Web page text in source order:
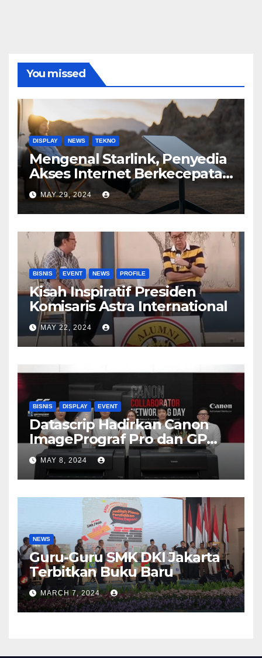
You missed
DISPLAY NEWS TEKNO
Mengenal Starlink, Penyedia
Akses Internet Berkecepatan
Tinggi
MAY 29, 2024
BISNIS EVENT NEWS PROFILE
Kisah Inspiratif Presiden
Komisaris Astra International
MAY 22, 2024
BISNIS DISPLAY EVENT
Datascrip Hadirkan Canon
ImagePrograf Pro dan GP
Series
MAY 8, 2024
NEWS
Guru-Guru SMK DKI Jakarta
Terbitkan Buku Baru
MARCH 7, 2024